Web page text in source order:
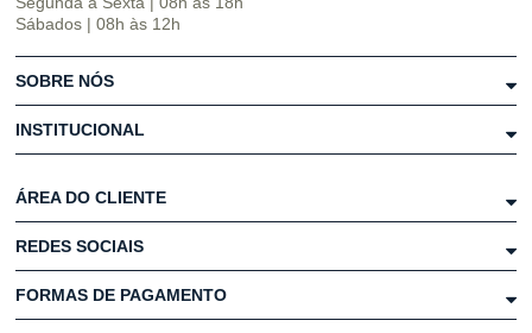
Sábados | 08h às 12h
SOBRE NÓS
INSTITUCIONAL
ÁREA DO CLIENTE
REDES SOCIAIS
FORMAS DE PAGAMENTO